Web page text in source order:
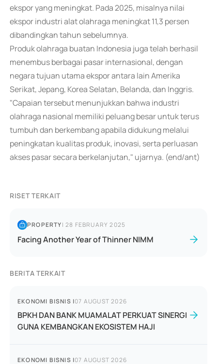
ekspor yang meningkat. Pada 2025, misalnya nilai
ekspor industri alat olahraga meningkat 11,3 persen
dibandingkan tahun sebelumnya.
Produk olahraga buatan Indonesia juga telah berhasil
menembus berbagai pasar internasional, dengan
negara tujuan utama ekspor antara lain Amerika
Serikat, Jepang, Korea Selatan, Belanda, dan Inggris.
"Capaian tersebut menunjukkan bahwa industri
olahraga nasional memiliki peluang besar untuk terus
tumbuh dan berkembang apabila didukung melalui
peningkatan kualitas produk, inovasi, serta perluasan
akses pasar secara berkelanjutan," ujarnya. (end/ant)
RISET TERKAIT
PROPERTY|28 FEBRUARY 2025
Facing Another Year of Thinner NIMM
BERITA TERKAIT
EKONOMI BISNIS |07 AUGUST 2026
BPKH DAN BANK MUAMALAT PERKUAT SINERGI
GUNA KEMBANGKAN EKOSISTEM HAJI
EKONOMI BISNIS |07 AUGUST 2026